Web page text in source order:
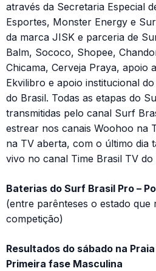
através da Secretaria Especial
Esportes, Monster Energy e
da marca JISK e parceria de
Balm, Sococo, Shopee,
Chicama, Cerveja Praya, apoio
Ekvilibro e apoio institucional
do Brasil. Todas as etapas do
transmitidas pelo canal Surf
estrear nos canais Woohoo na
na TV aberta, com o último dia
vivo no canal Time Brasil TV do
Baterias do Surf Brasil Pro –
(entre parênteses o estado que
competição)
Resultados do sábado na
Primeira fase Masculina